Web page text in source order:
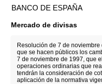
BANCO DE ESPAÑA
Mercado de divisas
Resolución de 7 de
que se hacen públicos los
7 de noviembre de 1997, que
operaciones ordinarias que
tendrán la consideración de
aplicación de la normativa